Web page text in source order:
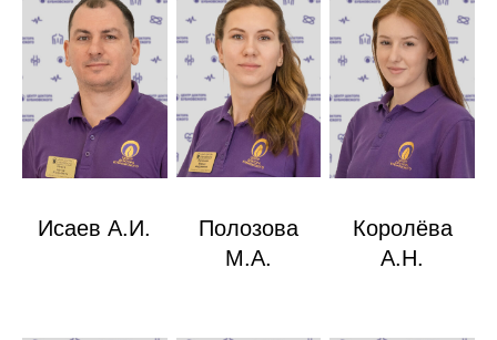
Исаев А.И.
Полозова
М.А.
Королёва
А.Н.